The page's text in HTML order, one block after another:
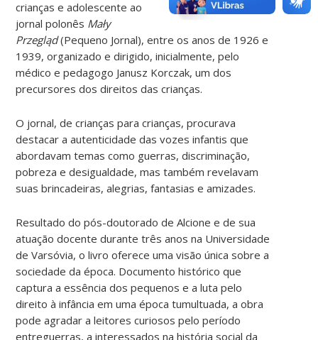
crianças e adolescente ao
jornal polonês Mały
Przegląd(Pequeno Jornal), entre os anos de 1926 e
1939, organizado e dirigido, inicialmente, pelo
médico e pedagogo Janusz Korczak, um dos
precursores dos direitos das crianças.
O jornal, de crianças para crianças, procurava
destacar a autenticidade das vozes infantis que
abordavam temas como guerras, discriminação,
pobreza e desigualdade, mas também revelavam
suas brincadeiras, alegrias, fantasias e amizades.
Resultado do pós-doutorado de Alcione e de sua
atuação docente durante três anos na Universidade
de Varsóvia, o livro oferece uma visão única sobre a
sociedade da época. Documento histórico que
captura a essência dos pequenos e a luta pelo
direito à infância em uma época tumultuada, a obra
pode agradar a leitores curiosos pelo período
entreguerras, a interessados na história social da